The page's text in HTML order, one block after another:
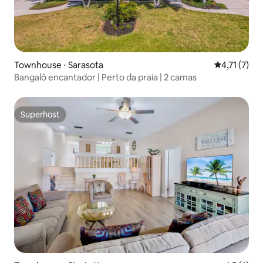
Townhouse ⋅ Sarasota 4,71 de
4,71 (7)
Bangalô encantador | Perto da praia | 2 camas
Superhost
Superhost